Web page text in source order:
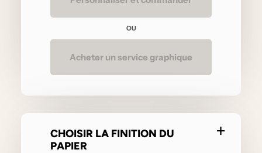
OU
Acheter un service graphique
CHOISIR LA FINITION DU
PAPIER